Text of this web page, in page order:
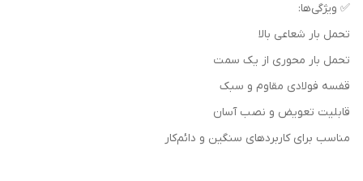
✅ ویژگی‌ها:
تحمل بار شعاعی بالا
تحمل بار محوری از یک سمت
قفسه فولادی مقاوم و سبک
قابلیت تعویض و نصب آسان
مناسب برای کاربردهای سنگین و دائم‌کار